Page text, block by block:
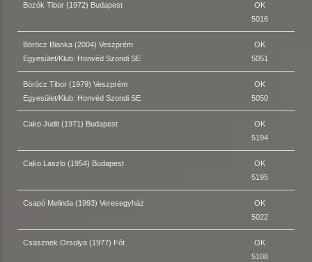
Bozók Tibor (1972) Budapest
OK
5016
Böröcz Bianka (2004) Veszprém
Egyesület/Klub: Honvéd Szondi SE
OK
5051
Böröcz Tibor (1979) Veszprém
Egyesület/Klub: Honvéd Szondi SE
OK
5050
Cako Judit (1971) Budapest
OK
5194
Cako Laszlo (1954) Budapest
OK
5195
Csapó Melinda (1993) Veresegyház
OK
5022
Csasznek Orsolya (1977) Fót
OK
5108